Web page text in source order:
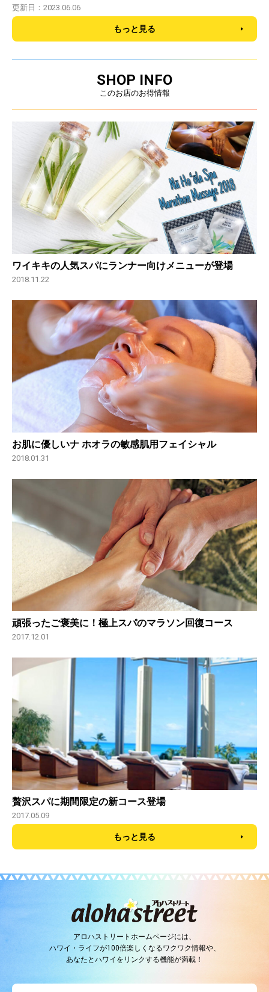
更新日：2023.06.06
もっと見る
SHOP INFO
このお店のお得情報
ワイキキの人気スパにランナー向けメニューが登場
2018.11.22
お肌に優しいナ ホオラの敏感肌用フェイシャル
2018.01.31
頑張ったご褒美に！極上スパのマラソン回復コース
2017.12.01
贅沢スパに期間限定の新コース登場
2017.05.09
もっと見る
アロハストリートホームページには、
ハワイ・ライフが100倍楽しくなるワクワク情報や、
あなたとハワイをリンクする機能が満載！